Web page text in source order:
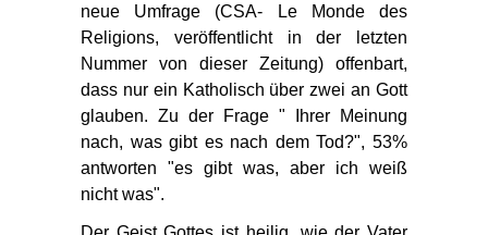
neue Umfrage (CSA- Le Monde des
Religions, veröffentlicht in der letzten
Nummer von dieser Zeitung) offenbart,
dass nur ein Katholisch über zwei an Gott
glauben. Zu der Frage " Ihrer Meinung
nach, was gibt es nach dem Tod?", 53%
antworten "es gibt was, aber ich weiß
nicht was".